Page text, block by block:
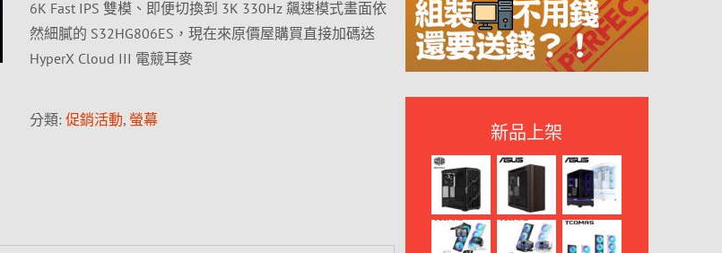
6K Fast IPS 雙模、即便切換到 3K 330Hz 飆速模式畫面依
然細膩的 S32HG806ES，現在來原價屋購買直接加碼送
HyperX Cloud III 電競耳麥
分類: 促銷活動, 螢幕
新品上架